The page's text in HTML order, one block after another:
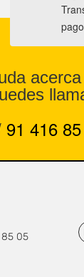
91 416
85 05